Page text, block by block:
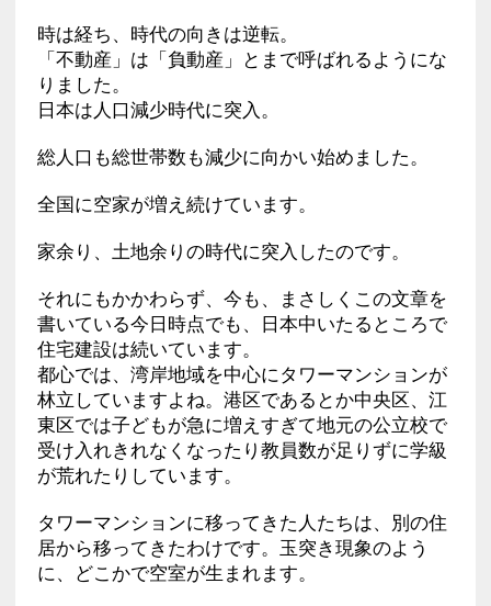
時は経ち、時代の向きは逆転。
「不動産」は「負動産」とまで呼ばれるようにな
りました。
日本は人口減少時代に突入。
総人口も総世帯数も減少に向かい始めました。
全国に空家が増え続けています。
家余り、土地余りの時代に突入したのです。
それにもかかわらず、今も、まさしくこの文章を
書いている今日時点でも、日本中いたるところで
住宅建設は続いています。
都心では、湾岸地域を中心にタワーマンションが
林立していますよね。港区であるとか中央区、江
東区では子どもが急に増えすぎて地元の公立校で
受け入れきれなくなったり教員数が足りずに学級
が荒れたりしています。
タワーマンションに移ってきた人たちは、別の住
居から移ってきたわけです。玉突き現象のよう
に、どこかで空室が生まれます。